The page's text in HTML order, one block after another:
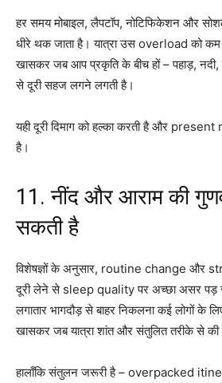
हर समय मोबाइल, लैपटॉप, नोटिफिकेशन और
धीरे थक जाता है। यात्रा उस overload को कम
खासकर जब आप प्रकृति के बीच हों – पहाड़,
से दूरी सहज लगने लगती है।
यही दूरी दिमाग को हल्का करती है और present
है।
11. नींद और आराम की
सकती है
विशेषज्ञों के अनुसार, routine change और
दूरी लेने से sleep quality पर अच्छा असर पड़
लगातार भागदौड़ से बाहर निकलना कई लोगों के
खासकर जब यात्रा शांत और संतुलित तरीके से की
हालाँकि संतुलन जरूरी है – overpacked